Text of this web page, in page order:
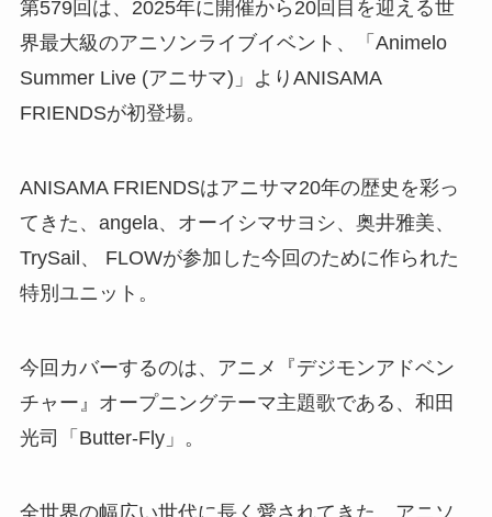
第579回は、2025年に開催から20回目を迎える世
界最大級のアニソンライブイベント、「Animelo
Summer Live (アニサマ)」よりANISAMA
FRIENDSが初登場。
ANISAMA FRIENDSはアニサマ20年の歴史を彩っ
てきた、angela、オーイシマサヨシ、奥井雅美、
TrySail、 FLOWが参加した今回のために作られた
特別ユニット。
今回カバーするのは、アニメ『デジモンアドベン
チャー』オープニングテーマ主題歌である、和田
光司「Butter-Fly」。
全世界の幅広い世代に長く愛されてきた、アニソ